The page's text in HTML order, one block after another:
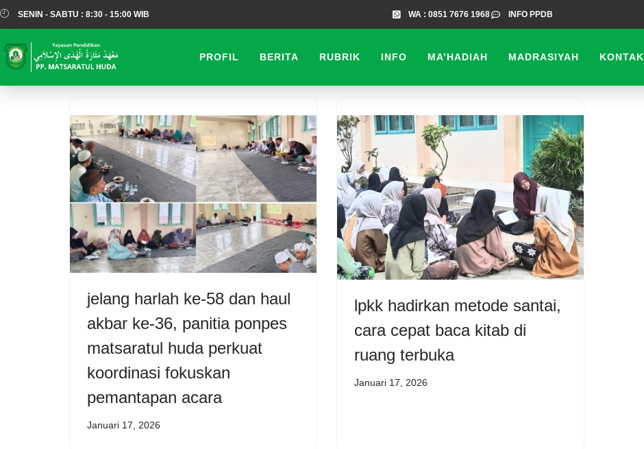
ke
konten
SENIN - SABTU : 8:30 - 15:00 WIB WA : 0851 7676 1968 INFO PPDB
PROFIL BERITA RUBRIK INFO MA’HADIAH MADRASIYAH KONTAK
jelang harlah ke-58 dan haul
akbar ke-36, panitia ponpes
matsaratul huda perkuat
koordinasi fokuskan
pemantapan acara
Januari 17, 2026
lpkk hadirkan metode santai,
cara cepat baca kitab di
ruang terbuka
Januari 17, 2026